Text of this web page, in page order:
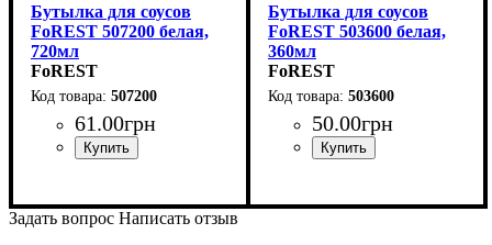
Бутылка для соусов
FoREST 507200 белая,
720мл
FoREST
507200
61.00грн
Бутылка для соусов
FoREST 503600 белая,
360мл
FoREST
503600
50.00грн
Задать вопрос Написать отзыв